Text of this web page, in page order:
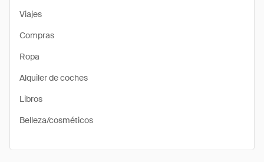
Viajes
Compras
Ropa
Alquiler de coches
Libros
Belleza/cosméticos